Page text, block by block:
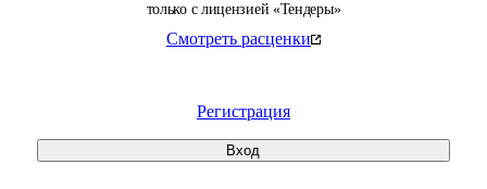
только с лицензией «Тендеры»
Смотреть расценки
Регистрация
Вход